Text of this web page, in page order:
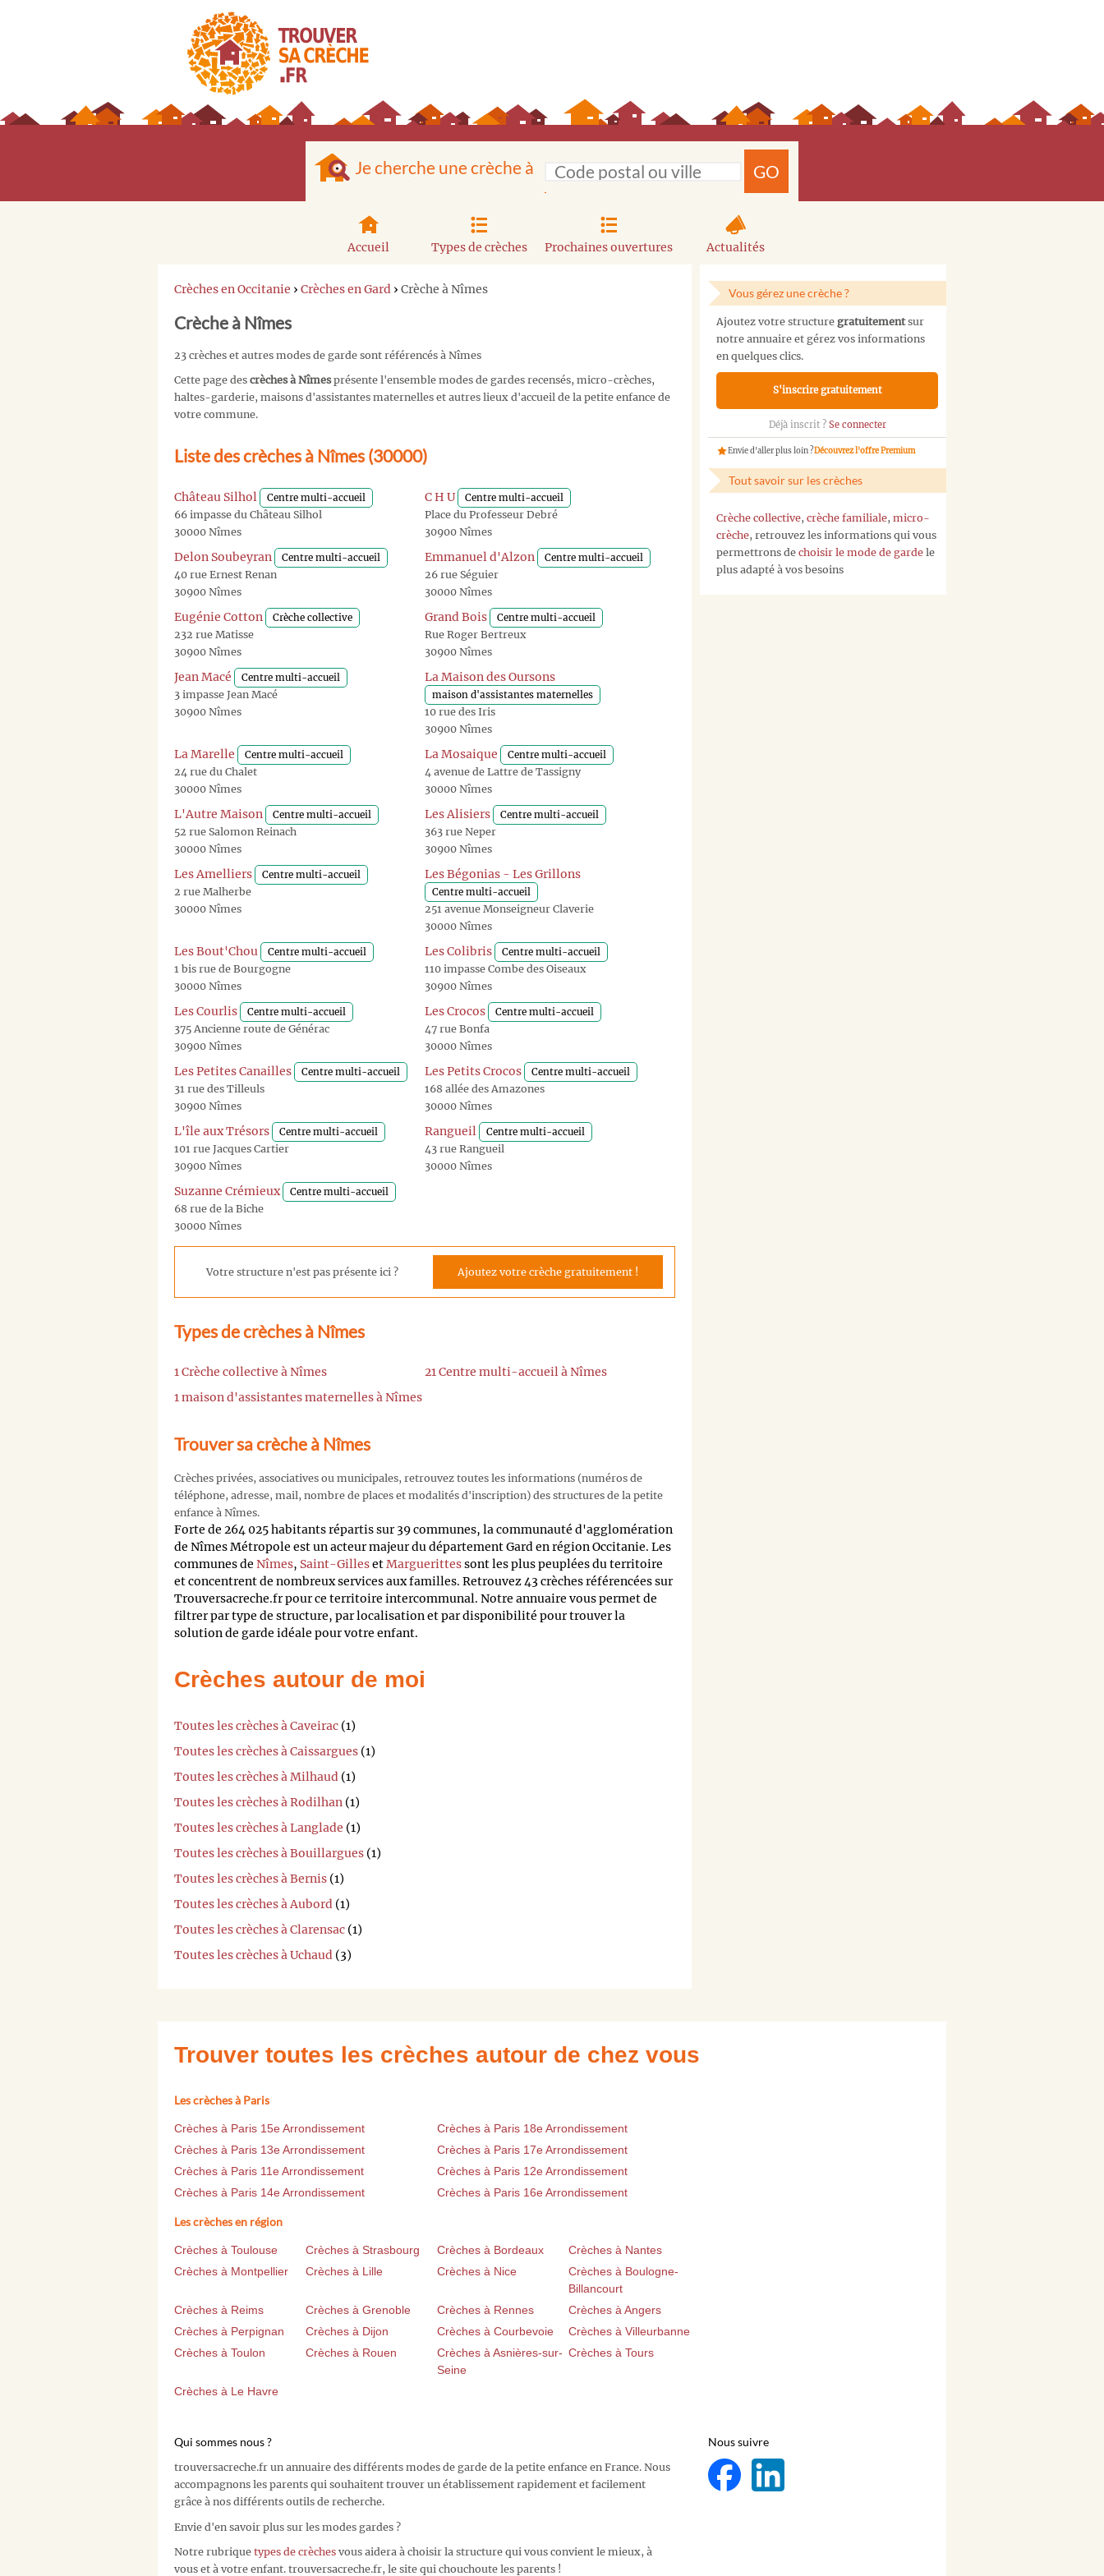
Je cherche une crèche à GO
Accueil Types de crèches Prochaines ouvertures Actualités
Crèches en Occitanie › Crèches en Gard › Crèche à Nîmes
Crèche à Nîmes
23 crèches et autres modes de garde sont référencés à Nîmes
Cette page des crèches à Nîmesprésente l'ensemble modes de gardes recensés, micro-crèches,
haltes-garderie, maisons d'assistantes maternelles et autres lieux d'accueil de la petite enfance de
votre commune.
Liste des crèches à Nîmes (30000)
Château Silhol Centre multi-accueil
66 impasse du Château Silhol
30000 Nîmes
C H U Centre multi-accueil
Place du Professeur Debré
30900 Nîmes
Delon Soubeyran Centre multi-accueil
40 rue Ernest Renan
30900 Nîmes
Emmanuel d'Alzon Centre multi-accueil
26 rue Séguier
30000 Nîmes
Eugénie Cotton Crèche collective
232 rue Matisse
30900 Nîmes
Grand Bois Centre multi-accueil
Rue Roger Bertreux
30900 Nîmes
Jean Macé Centre multi-accueil
3 impasse Jean Macé
30900 Nîmes
La Maison des Oursons
maison d'assistantes maternelles
10 rue des Iris
30900 Nîmes
La Marelle Centre multi-accueil
24 rue du Chalet
30000 Nîmes
La Mosaique Centre multi-accueil
4 avenue de Lattre de Tassigny
30000 Nîmes
L'Autre Maison Centre multi-accueil
52 rue Salomon Reinach
30000 Nîmes
Les Alisiers Centre multi-accueil
363 rue Neper
30900 Nîmes
Les Amelliers Centre multi-accueil
2 rue Malherbe
30000 Nîmes
Les Bégonias - Les Grillons
Centre multi-accueil
251 avenue Monseigneur Claverie
30000 Nîmes
Les Bout'Chou Centre multi-accueil
1 bis rue de Bourgogne
30000 Nîmes
Les Colibris Centre multi-accueil
110 impasse Combe des Oiseaux
30900 Nîmes
Les Courlis Centre multi-accueil
375 Ancienne route de Générac
30900 Nîmes
Les Crocos Centre multi-accueil
47 rue Bonfa
30000 Nîmes
Les Petites Canailles Centre multi-accueil
31 rue des Tilleuls
30900 Nîmes
Les Petits Crocos Centre multi-accueil
168 allée des Amazones
30000 Nîmes
L'île aux Trésors Centre multi-accueil
101 rue Jacques Cartier
30900 Nîmes
Rangueil Centre multi-accueil
43 rue Rangueil
30000 Nîmes
Suzanne Crémieux Centre multi-accueil
68 rue de la Biche
30000 Nîmes
Votre structure n'est pas présente ici ? Ajoutez votre crèche gratuitement !
Types de crèches à Nîmes
1 Crèche collective à Nîmes
21 Centre multi-accueil à Nîmes
1 maison d'assistantes maternelles à Nîmes
Trouver sa crèche à Nîmes
Crèches privées, associatives ou municipales, retrouvez toutes les informations (numéros de
téléphone, adresse, mail, nombre de places et modalités d'inscription) des structures de la petite
enfance à Nîmes.
Forte de 264 025 habitants répartis sur 39 communes, la communauté d'agglomération
de Nîmes Métropole est un acteur majeur du département Gard en région Occitanie. Les
communes de Nîmes, Saint-GillesetMarguerittessont les plus peuplées du territoire
et concentrent de nombreux services aux familles. Retrouvez 43 crèches référencées sur
Trouversacreche.fr pour ce territoire intercommunal. Notre annuaire vous permet de
filtrer par type de structure, par localisation et par disponibilité pour trouver la
solution de garde idéale pour votre enfant.
Crèches autour de moi
Toutes les crèches à Caveirac (1)
Toutes les crèches à Caissargues (1)
Toutes les crèches à Milhaud (1)
Toutes les crèches à Rodilhan (1)
Toutes les crèches à Langlade (1)
Toutes les crèches à Bouillargues (1)
Toutes les crèches à Bernis (1)
Toutes les crèches à Aubord (1)
Toutes les crèches à Clarensac (1)
Toutes les crèches à Uchaud (3)
Vous gérez une crèche ?
Ajoutez votre structure gratuitementsur
notre annuaire et gérez vos informations
en quelques clics.
S'inscrire gratuitement
Déjà inscrit ? Se connecter
Envie d'aller plus loin ?Découvrez l'offre Premium
Tout savoir sur les crèches
Crèche collective, crèche familiale, micro-
crèche, retrouvez les informations qui vous
permettrons de choisir le mode de garde le
plus adapté à vos besoins
Trouver toutes les crèches autour de chez vous
Les crèches à Paris
Crèches à Paris 15e Arrondissement
Crèches à Paris 18e Arrondissement
Crèches à Paris 13e Arrondissement
Crèches à Paris 17e Arrondissement
Crèches à Paris 11e Arrondissement
Crèches à Paris 12e Arrondissement
Crèches à Paris 14e Arrondissement
Crèches à Paris 16e Arrondissement
Les crèches en région
Crèches à Toulouse Crèches à Strasbourg Crèches à Bordeaux
Crèches à Nantes
Crèches à Montpellier
Crèches à Lille Crèches à Nice
Crèches à Boulogne-
Billancourt
Crèches à Reims
Crèches à Grenoble Crèches à Rennes
Crèches à Angers
Crèches à Perpignan
Crèches à Dijon Crèches à Courbevoie
Crèches à Villeurbanne
Crèches à Toulon
Crèches à Rouen
Crèches à Asnières-sur-
Seine
Crèches à Tours
Crèches à Le Havre
Qui sommes nous ?
trouversacreche.fr un annuaire des différents modes de garde de la petite enfance en France. Nous
accompagnons les parents qui souhaitent trouver un établissement rapidement et facilement
grâce à nos différents outils de recherche.
Envie d'en savoir plus sur les modes gardes ?
Notre rubrique types de crèches vous aidera à choisir la structure qui vous convient le mieux, à
vous et à votre enfant. trouversacreche.fr, le site qui chouchoute les parents !
Nous suivre